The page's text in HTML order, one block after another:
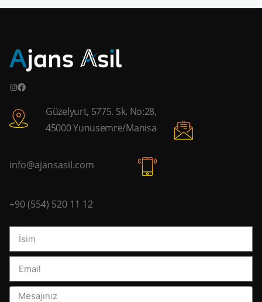
Güzelyurt, 5775. Sk. No:28,
45000 Yunusemre/Manisa
info@ajansasil.com
+90 (554) 520 11 12